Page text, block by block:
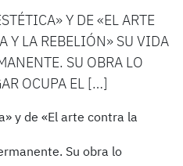
Y DE «EL ARTE
Y LA REBELIÓN» SU VIDA
SU OBRA LO
OCUPA EL […]
y de «El arte contra la
Su obra lo